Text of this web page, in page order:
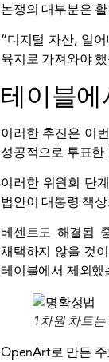
논쟁의 대부분은
“디지털 자산, 일
육지로 가져와야
테이블
이러한 추진은 이
성공적으로 투표
이러한 위원회 단
법안이 대통령 책
베센트도 해결됨
채택하지 않을 것
테이블에서 제외했
1차원 차트
OpenArt로 만든